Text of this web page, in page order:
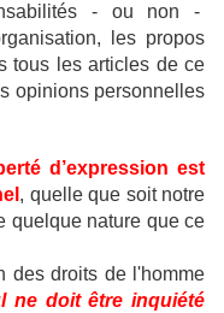
- ou non -
les propos
tous les articles de ce
opinions personnelles
d’expression est
, quelle que soit notre
quelque nature que ce
des droits de l'homme
ne doit être inquiété